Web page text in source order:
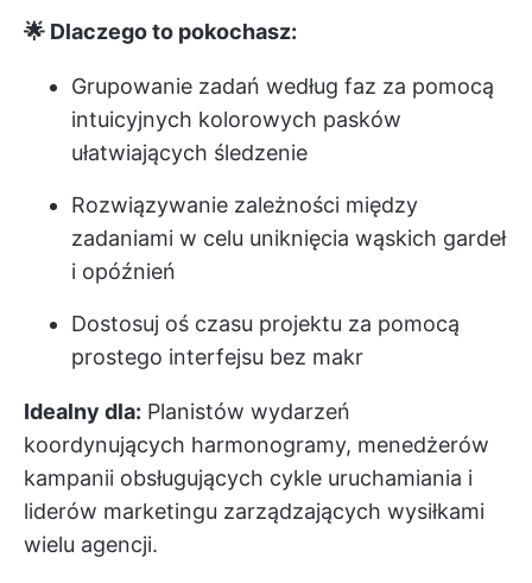
🌟 Dlaczego to pokochasz:
Grupowanie zadań według faz za pomocą
intuicyjnych kolorowych pasków
ułatwiających śledzenie
Rozwiązywanie zależności między
zadaniami w celu uniknięcia wąskich gardeł
i opóźnień
Dostosuj oś czasu projektu za pomocą
prostego interfejsu bez makr
Idealny dla: Planistów wydarzeń
koordynujących harmonogramy, menedżerów
kampanii obsługujących cykle uruchamiania i
liderów marketingu zarządzających wysiłkami
wielu agencji.